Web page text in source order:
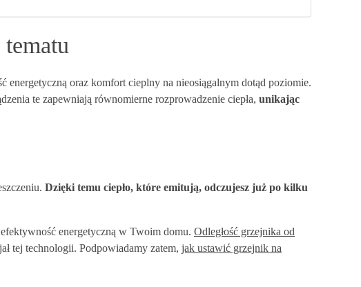
oraz komfort cieplny na nieosiągalnym dotąd poziomie.
te zapewniają równomierne rozprowadzenie ciepła, unikając
Dzięki temu ciepło, które emitują, odczujesz już po kilku
energetyczną w Twoim domu. Odległość grzejnika od
tej technologii. Podpowiadamy zatem, jak ustawić grzejnik na